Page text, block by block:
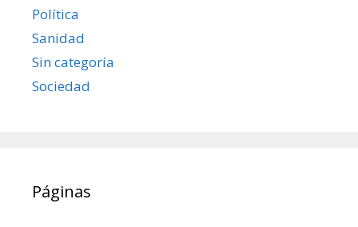
Política
Sanidad
Sin categoría
Sociedad
Páginas